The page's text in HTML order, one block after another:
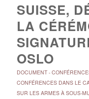
SUISSE,
LA
OSLO
DOCUMENT-
CONFÉRENCES DANS LE
SUR LES ARMES À SOUS-